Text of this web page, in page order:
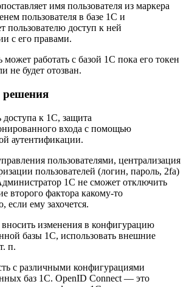
имя пользователя из маркера
пользователя в базе 1С и
пользователю доступ к ней
с его правами.
может работать с базой 1С пока его токен
не будет отозван.
доступа к 1С, защита
входа с помощью
аутентификации.
пользователями, централизация
пользователей (логин, пароль, 2fa)
1С не сможет отключить
второго фактора какому‑то
если ему захочется.
вносить изменения в конфигурацию
базы 1С, использовать внешние
п.
с различными конфигурациями
баз 1С. OpenID Connect — это